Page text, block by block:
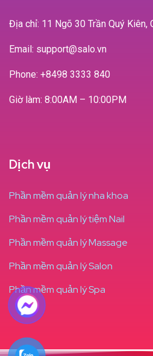
Địa chỉ: 11 Ngõ 30 Trần Quý Kiên,
Email: support@salo.vn
Phone: +8498 3333 840
Giờ làm: 8:00AM – 10:00PM
Dịch vụ
Phần mềm quản lý nha khoa
Phần mềm quản lý tiệm Nail
Phần mềm quản lý Massage
Phần mềm quản lý Salon
Phần mềm quản lý Spa